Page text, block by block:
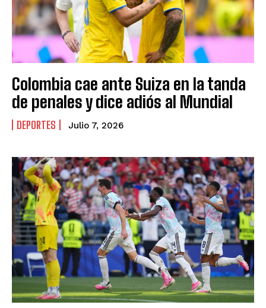
Colombia cae ante Suiza en la tanda
de penales y dice adiós al Mundial
DEPORTES Julio 7, 2026